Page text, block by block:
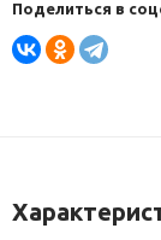
Поделиться в